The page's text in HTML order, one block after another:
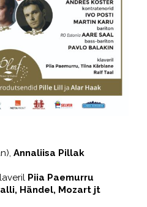
Annaliisa Pillak
Piia Paemurru
Händel, Mozart jt